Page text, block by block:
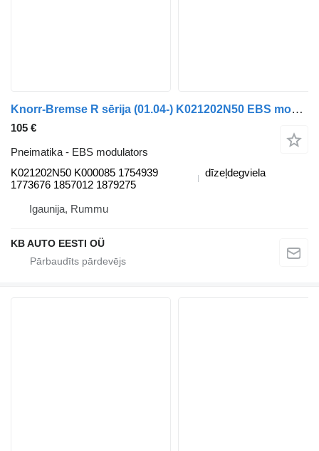
Knorr-Bremse R sērija (01.04-) K021202N50 EBS modulators paredzēts Scania P,G,R,T-series (2004-2017) kravas automašīnas
105 €
Pneimatika - EBS modulators
K021202N50 K000085 1754939
1773676 1857012 1879275
dīzeļdegviela
Igaunija, Rummu
KB AUTO EESTI OÜ